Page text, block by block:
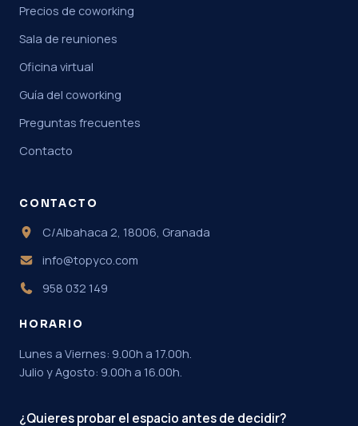
Precios de coworking
Sala de reuniones
Oficina virtual
Guía del coworking
Preguntas frecuentes
Contacto
CONTACTO
C/Albahaca 2, 18006, Granada
info@topyco.com
958 032 149
HORARIO
Lunes a Viernes: 9.00h a 17.00h.
Julio y Agosto: 9.00h a 16.00h.
¿Quieres probar el espacio antes de decidir?